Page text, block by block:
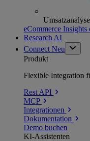
eCommerce Insights
Research AI
Connect Neu
Produkt
Flexible Integration
Rest API
MCP
Integrationen
Dokumentation
Demo buchen
KI-Assistenten